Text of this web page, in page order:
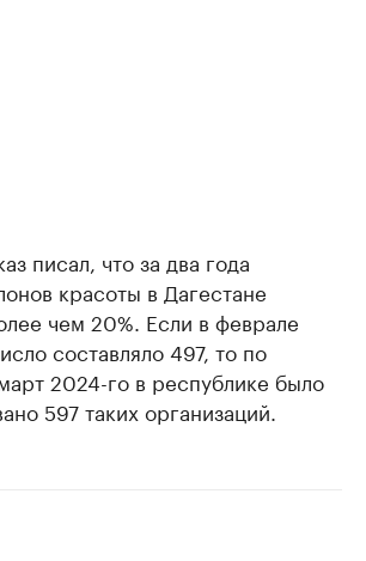
писал, что за два года
красоты в Дагестане
чем 20%. Если в феврале
составляло 497, то по
2024-го в республике было
597 таких организаций.